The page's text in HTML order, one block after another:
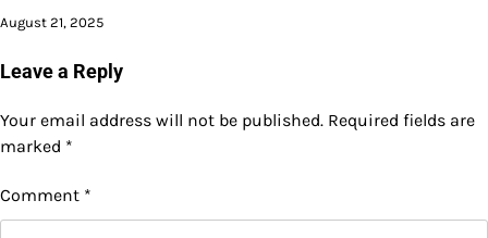
August 21, 2025
Leave a Reply
Your email address will not be published. Required fields are
marked *
Comment *